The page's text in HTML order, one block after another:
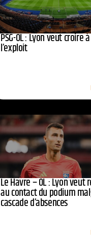
PSG-OL : Lyon veut croire à
l’exploit
Le Havre – OL : Lyon veut
au contact du podium
cascade d’absences